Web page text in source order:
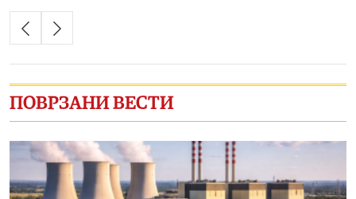
ПОВРЗАНИ ВЕСТИ